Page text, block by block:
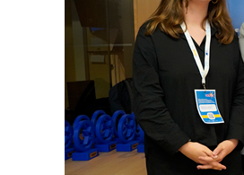
coeducación
2026